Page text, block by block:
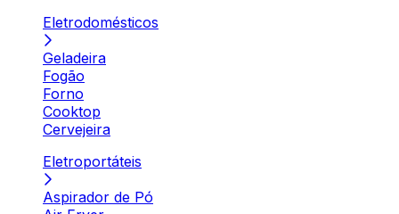
Eletrodomésticos
Geladeira
Fogão
Forno
Cooktop
Cervejeira
Eletroportáteis
Aspirador de Pó